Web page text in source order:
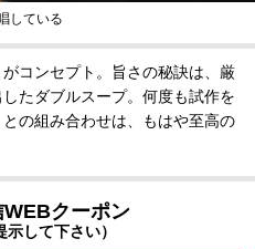
している
コンセプト。旨さの秘訣は、厳
たダブルスープ。何度も試作を
の組み合わせは、もはや至高の
クーポン
示して下さい）